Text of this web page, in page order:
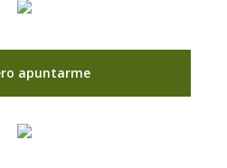
apuntarme